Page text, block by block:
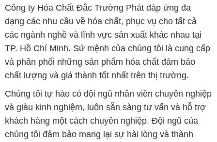
Công ty Hóa Chất Đắc Trường Phát đáp ứng đa
dạng các nhu cầu về hóa chất, phục vụ cho tất cả
các ngành nghề và lĩnh vực sản xuất khác nhau tại
TP. Hồ Chí Minh. Sứ mệnh của chúng tôi là cung cấp
và phân phối những sản phẩm hóa chất đảm bảo
chất lượng và giá thành tốt nhất trên thị trường.
Chúng tôi tự hào có đội ngũ nhân viên chuyên nghiệp
và giàu kinh nghiệm, luôn sẵn sàng tư vấn và hỗ trợ
khách hàng một cách chuyên nghiệp. Đội ngũ của
chúng tôi đảm bảo mang lại sự hài lòng và thành